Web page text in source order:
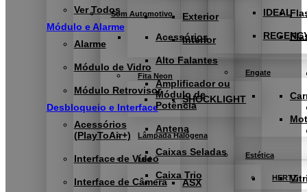
Ver Todos
Módulo e Alarme
Alarme
Módulo de Vidro
Módulo Retrovisor
Desbloqueio e Interface
Acessórios
(PlayToAir+)
Interface de Vídeo
Interface de Câmera
Som Automotivo
Acessórios
Alto Falantes
Amplificador ou
Módulo de
Potência
Antena
Caixas Seladas
Caixa Trio
Exterior
Interior
Fita Neon
SHOCKLIGHT
Lâmpada Halógena
Led
ASX
IDEAL
Engate
Estética
HERTZ